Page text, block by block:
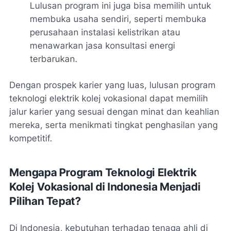
Lulusan program ini juga bisa memilih untuk
membuka usaha sendiri, seperti membuka
perusahaan instalasi kelistrikan atau
menawarkan jasa konsultasi energi
terbarukan.
Dengan prospek karier yang luas, lulusan program
teknologi elektrik kolej vokasional dapat memilih
jalur karier yang sesuai dengan minat dan keahlian
mereka, serta menikmati tingkat penghasilan yang
kompetitif.
Mengapa Program Teknologi Elektrik
Kolej Vokasional di Indonesia Menjadi
Pilihan Tepat?
Di Indonesia, kebutuhan terhadap tenaga ahli di